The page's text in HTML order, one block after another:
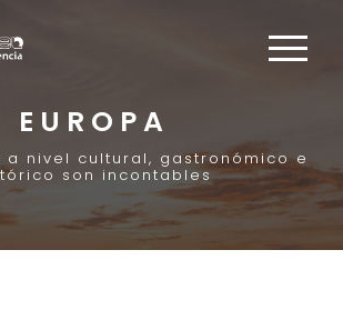
EUROPA
a nivel cultural, gastronómico e
son incontables